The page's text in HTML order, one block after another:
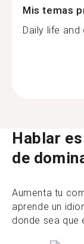
Mis temas
Daily life and
Hablar
de
Aumenta tu
aprende un
donde sea que